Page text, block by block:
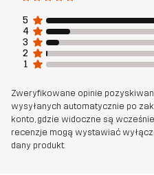
Stworzone do TREKKING
Numer
artykułu
11112_2001
5
4
3
2
1
Zweryfikowane opinie
wysyłanych automatycznie po
konto, gdzie widoczne są
recenzje mogą wystawiać
dany produkt.